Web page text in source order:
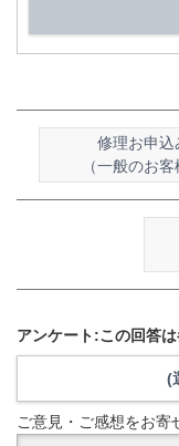
修理お申込
（一般のお客
アンケート:この回答
(
ご意見・ご感想をお寄